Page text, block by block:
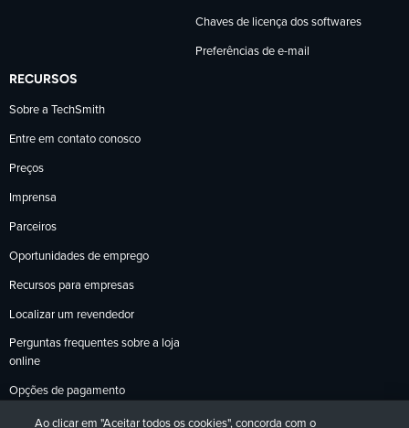
Chaves de licença dos softwares
Preferências de e-mail
RECURSOS
Sobre a TechSmith
Entre em contato conosco
Preços
Imprensa
Parceiros
Oportunidades de emprego
Recursos para empresas
Localizar um revendedor
Perguntas frequentes sobre a loja
online
Opções de pagamento
Política de devoluções
Ao clicar em "Aceitar todos os cookies", concorda com o